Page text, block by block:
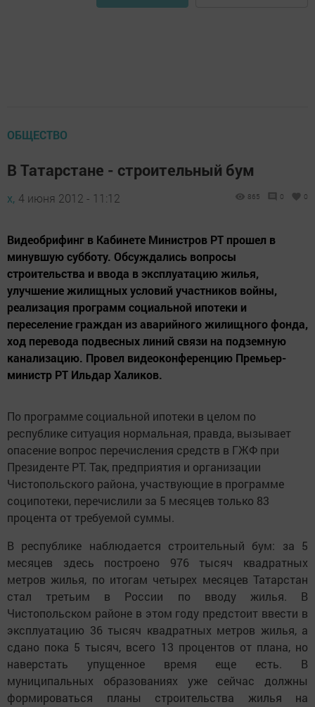
ОБЩЕСТВО
В Татарстане - строительный бум
х, 4 июня 2012 - 11:12 865 0 0
Видеобрифинг в Кабинете Министров РТ прошел в
минувшую субботу. Обсуждались вопросы
строительства и ввода в эксплуатацию жилья,
улучшение жилищных условий участников войны,
реализация программ социальной ипотеки и
переселение граждан из аварийного жилищного фонда,
ход перевода подвесных линий связи на подземную
канализацию. Провел видеоконференцию Премьер-
министр РТ Ильдар Халиков.
По программе социальной ипотеки в целом по
республике ситуация нормальная, правда, вызывает
опасение вопрос перечисления средств в ГЖФ при
Президенте РТ. Так, предприятия и организации
Чистопольского района, участвующие в программе
соципотеки, перечислили за 5 месяцев только 83
процента от требуемой суммы.
В республике наблюдается строительный бум: за 5
месяцев здесь построено 976 тысяч квадратных
метров жилья, по итогам четырех месяцев Татарстан
стал третьим в России по вводу жилья. В
Чистопольском районе в этом году предстоит ввести в
эксплуатацию 36 тысяч квадратных метров жилья, а
сдано пока 5 тысяч, всего 13 процентов от плана, но
наверстать упущенное время еще есть. В
муниципальных образованиях уже сейчас должны
формироваться планы строительства жилья на